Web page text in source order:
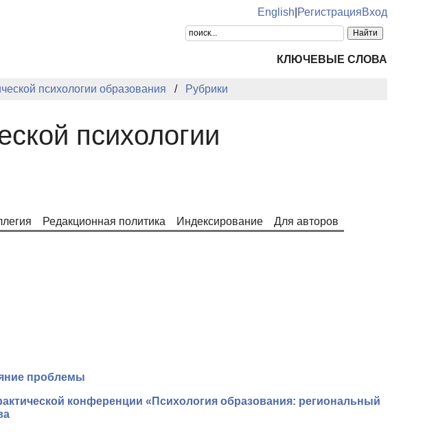
English РегистрацияВход
КЛЮЧЕВЫЕ СЛОВА
психологии образования Рубрики
психологии
Редакционная политика Индексирование
Для авторов
проблемы
конференции «Психология образования: региональный